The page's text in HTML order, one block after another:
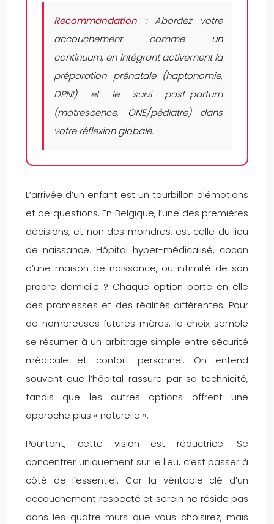
Recommandation :Abordez votre
accouchement comme un
continuum, en intégrant activement la
préparation prénatale (haptonomie,
DPNI) et le suivi post-partum
(matrescence, ONE/pédiatre) dans
votre réflexion globale.
L’arrivée d’un enfant est un tourbillon d’émotions
et de questions. En Belgique, l’une des premières
décisions, et non des moindres, est celle du lieu
de naissance. Hôpital hyper-médicalisé, cocon
d’une maison de naissance, ou intimité de son
propre domicile ? Chaque option porte en elle
des promesses et des réalités différentes. Pour
de nombreuses futures mères, le choix semble
se résumer à un arbitrage simple entre sécurité
médicale et confort personnel. On entend
souvent que l’hôpital rassure par sa technicité,
tandis que les autres options offrent une
approche plus « naturelle ».
Pourtant, cette vision est réductrice. Se
concentrer uniquement sur le lieu, c’est passer à
côté de l’essentiel. Car la véritable clé d’un
accouchement respecté et serein ne réside pas
dans les quatre murs que vous choisirez, mais